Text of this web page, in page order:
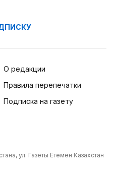
О редакции
Правила перепечатки
Подписка на газету
ул. Газеты Егемен Казахстан